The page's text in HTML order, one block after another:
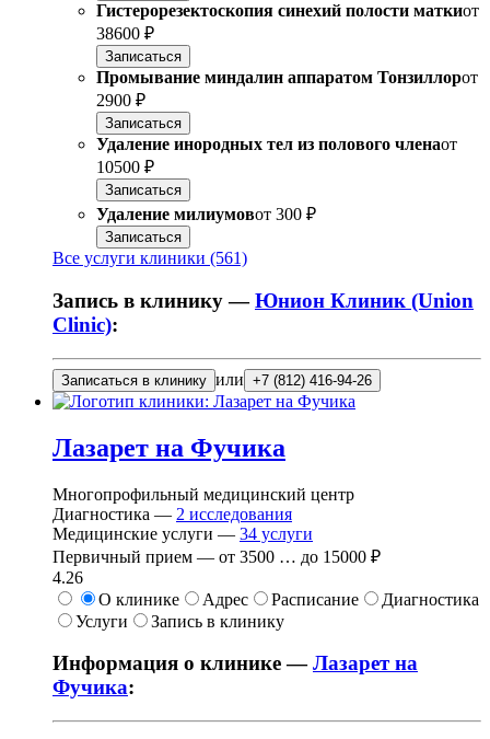
Гистерорезектоскопия синехий полости маткиот
38600 ₽
Записаться
Промывание миндалин аппаратом Тонзиллорот
2900 ₽
Записаться
Удаление инородных тел из полового членаот
10500 ₽
Записаться
Удаление милиумовот 300 ₽
Записаться
Все услуги клиники (561)
Запись в клинику —Юнион Клиник (Union
Clinic):
Записаться в клинику или +7 (812) 416-94-26
Лазарет на Фучика
Многопрофильный медицинский центр
Диагностика — 2 исследования
Медицинские услуги — 34 услуги
Первичный прием — от 3500 … до 15000 ₽
4.26
О клинике
Адрес Расписание
Диагностика
Услуги
Запись в клинику
Информация о клинике —Лазарет на
Фучика: